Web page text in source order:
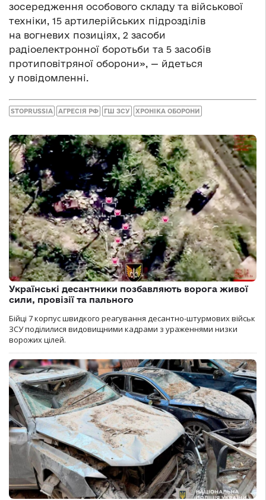
зосередження особового складу та військової
техніки, 15 артилерійських підрозділів
на вогневих позиціях, 2 засоби
радіоелектронної боротьби та 5 засобів
протиповітряної оборони», — йдеться
у повідомленні.
STOPRUSSIA АГРЕСІЯ РФ ГШ ЗСУ ХРОНІКА ОБОРОНИ
Українські десантники позбавляють ворога живої
сили, провізії та пального
Бійці 7 корпус швидкого реагування десантно-штурмових військ
ЗСУ поділилися видовищними кадрами з ураженнями низки
ворожих цілей.